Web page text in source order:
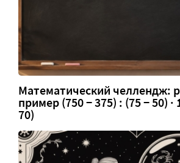
Математический челлендж:
пример (750 − 375) : (75 − 50) ·
70)